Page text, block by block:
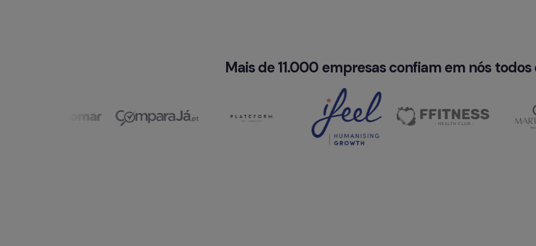
Mais de 11.000 empresas confiam em nós todos